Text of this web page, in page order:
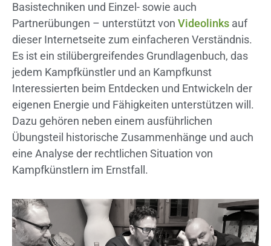
Basistechniken und Einzel- sowie auch
Partnerübungen – unterstützt von Videolinks auf
dieser Internetseite zum einfacheren Verständnis.
Es ist ein stilübergreifendes Grundlagenbuch, das
jedem Kampfkünstler und an Kampfkunst
Interessierten beim Entdecken und Entwickeln der
eigenen Energie und Fähigkeiten unterstützen will.
Dazu gehören neben einem ausführlichen
Übungsteil historische Zusammenhänge und auch
eine Analyse der rechtlichen Situation von
Kampfkünstlern im Ernstfall.